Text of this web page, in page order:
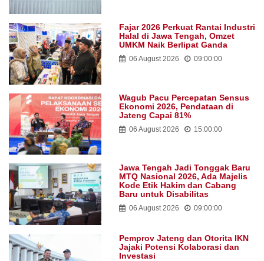
Fajar 2026 Perkuat Rantai Industri
Halal di Jawa Tengah, Omzet
UMKM Naik Berlipat Ganda
06 August 2026 09:00:00
Wagub Pacu Percepatan Sensus
Ekonomi 2026, Pendataan di
Jateng Capai 81%
06 August 2026 15:00:00
Jawa Tengah Jadi Tonggak Baru
MTQ Nasional 2026, Ada Majelis
Kode Etik Hakim dan Cabang
Baru untuk Disabilitas
06 August 2026 09:00:00
Pemprov Jateng dan Otorita IKN
Jajaki Potensi Kolaborasi dan
Investasi